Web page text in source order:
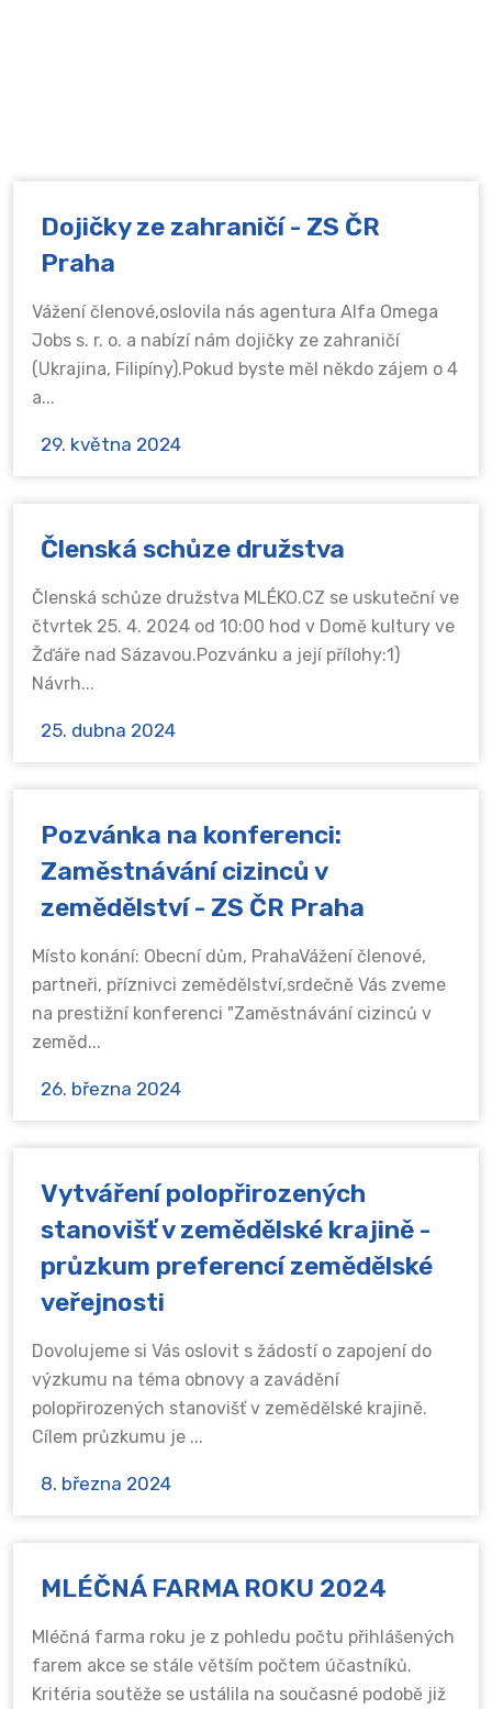
Dojičky ze zahraničí - ZS ČR
Praha
Vážení členové,oslovila nás agentura Alfa Omega
Jobs s. r. o. a nabízí nám dojičky ze zahraničí
(Ukrajina, Filipíny).Pokud byste měl někdo zájem o 4
a...
29. května 2024
Členská schůze družstva
Členská schůze družstva MLÉKO.CZ se uskuteční ve
čtvrtek 25. 4. 2024 od 10:00 hod v Domě kultury ve
Žďáře nad Sázavou.Pozvánku a její přílohy:1)
Návrh...
25. dubna 2024
Pozvánka na konferenci:
Zaměstnávání cizinců v
zemědělství - ZS ČR Praha
Místo konání: Obecní dům, PrahaVážení členové,
partneři, příznivci zemědělství,srdečně Vás zveme
na prestižní konferenci "Zaměstnávání cizinců v
zeměd...
26. března 2024
Vytváření polopřirozených
stanovišť v zemědělské krajině -
průzkum preferencí zemědělské
veřejnosti
Dovolujeme si Vás oslovit s žádostí o zapojení do
výzkumu na téma obnovy a zavádění
polopřirozených stanovišť v zemědělské krajině.
Cílem průzkumu je ...
8. března 2024
MLÉČNÁ FARMA ROKU 2024
Mléčná farma roku je z pohledu počtu přihlášených
farem akce se stále větším počtem účastníků.
Kritéria soutěže se ustálila na současné podobě již